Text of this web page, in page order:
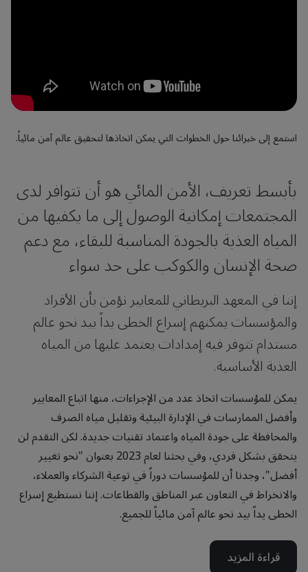
استمع إلى خبرائنا حول الخطوات التي يمكن اتخاذها لتحقيق عالم آمن مائياً.
بأبسط تعريف، الأمن المائي هو أن تتوافر لدى
المجتمعات إمكانية الوصول إلى ما يكفيها من
المياه العذبة بالجودة المناسبة للبقاء، مع دعم
صحة الإنسان والكوكب على حد سواء
إننا في المعهد البريطاني للمعايير نؤمن بأن الأفراد
والمؤسسات يمكنهم إسراع الخطى يداً بيد نحو عالم
مستدام تتوفر فيه إمدادات يعتمد عليها من المياه
العذبة الأساسية.
يمكن للمؤسسات اتخاذ عدد من الإجراءات، منها اتباع المعايير
وأفضل الممارسات في الإدارة البيئية وتقليل مياه الصرف
والمحافظة على جودة المياه واعتماد تقنيات جديدة. لكن التقدم لن
يتحقق بشكل فردي، وفي بحثنا لعام 2023 بعنوان "نحو تغيير
أفضل"، وجدنا أن للمؤسسات دوراً في توعية الشركاء والعملاء،
والانخراط في التعاون عبر المناطق والقطاعات. إننا نستطيع إسراع
الخطى يداً بيد نحو عالم آمن مائياً للجميع.
قراءة المزيد